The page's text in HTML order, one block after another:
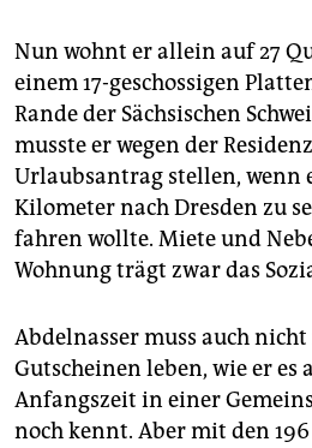
Nun wohnt er allein auf 27
einem 17-geschossigen
Rande der Sächsischen
musste er wegen der
Urlaubsantrag stellen, wenn
Kilometer nach Dresden zu
fahren wollte. Miete und
Wohnung trägt zwar das
Abdelnasser muss auch
Gutscheinen leben, wie er es
Anfangszeit in einer
noch kennt. Aber mit den